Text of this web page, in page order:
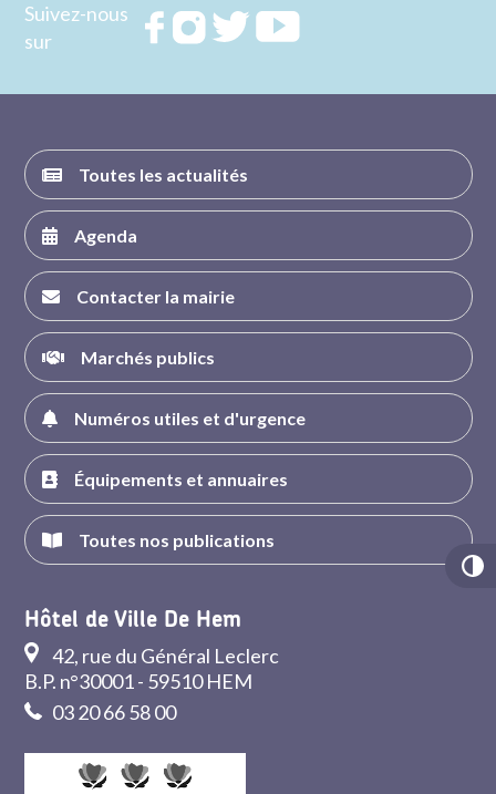
Suivez-nous
sur
RejoignezRejoignezRejoignez
Toutes les actualités
Agenda
Contacter la mairie
Marchés publics
Numéros utiles et d'urgence
Équipements et annuaires
Toutes nos publications
Hôtel de Ville De Hem
42, rue du Général Leclerc
B.P. n°30001 - 59510 HEM
03 20 66 58 00